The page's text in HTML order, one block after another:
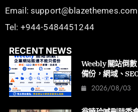
Email: support@blazethemes.com
Tel: +944-5484451244
RECENT NEWS
Weebly 關站倒
備份，網域、
2026/08/03